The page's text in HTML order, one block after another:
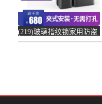
(219)玻璃指纹锁家用防盗
门密码锁智能锁电子门锁